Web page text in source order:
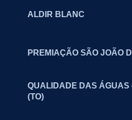
ALDIR BLANC
PREMIAÇÃO SÃO JOÃO
QUALIDADE DAS
(TO)